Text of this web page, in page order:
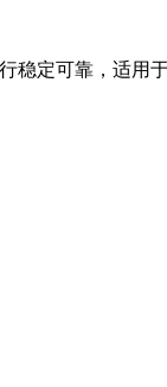
稳定可靠，适用